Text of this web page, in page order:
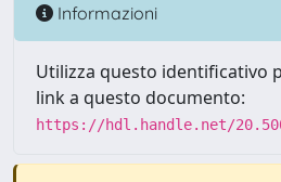
Informazioni
Utilizza questo identificativo
link a questo documento:
https://hdl.handle.net/